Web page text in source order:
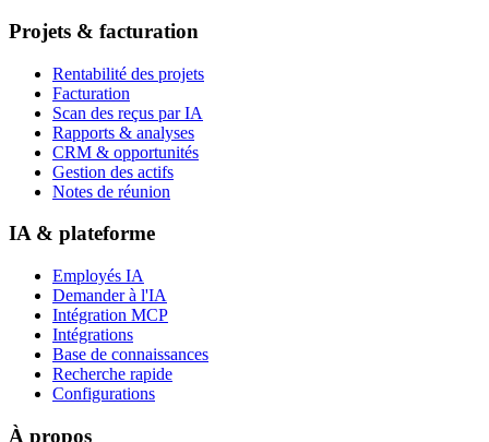
Projets & facturation
Rentabilité des projets
Facturation
Scan des reçus par IA
Rapports & analyses
CRM & opportunités
Gestion des actifs
Notes de réunion
IA & plateforme
Employés IA
Demander à l'IA
Intégration MCP
Intégrations
Base de connaissances
Recherche rapide
Configurations
À propos